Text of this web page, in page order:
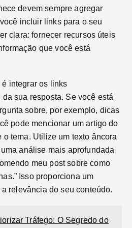
devem sempre agregar
incluir links para o seu
clara: fornecer recursos úteis
que você está
integrar os links
sua resposta. Se você está
sobre, por exemplo, dicas
pode mencionar um artigo do
tema. Utilize um texto âncora
análise mais aprofundada
meu post sobre como
Isso proporciona um
relevância do seu conteúdo.
Tráfego: O Segredo do